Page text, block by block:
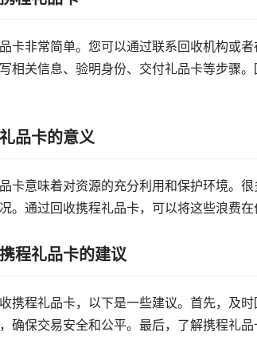
卡非常简单。您可以通过联系回收机构或
相关信息、验明身份、交付礼品卡等步骤
品卡的意义
卡意味着对资源的充分利用和保护环境。
。通过回收携程礼品卡，可以将这些浪费
程礼品卡的建议
携程礼品卡，以下是一些建议。首先，及
确保交易安全和公平。最后，了解携程礼